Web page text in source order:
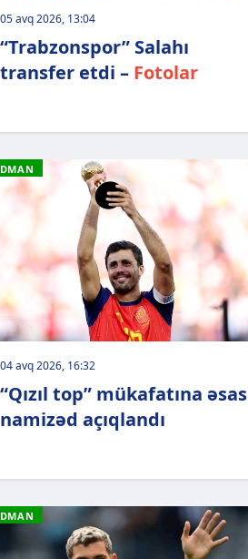
05 avq 2026, 13:04
“Trabzonspor” Salahı
transfer etdi – Fotolar
04 avq 2026, 16:32
“Qızıl top” mükafatına əsas
namizəd açıqlandı